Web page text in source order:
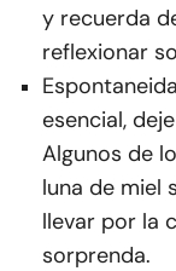
y recuerda
reflexionar
esencial,
Algunos de
luna de miel
llevar por la
sorprenda.